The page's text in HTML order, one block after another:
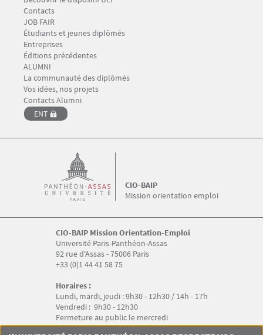
Contacts
Menu Footer CIO-BAIP 4
JOB FAIR
Étudiants et jeunes diplômés
Entreprises
Éditions précédentes
Menu Footer CIO-BAIP 5
ALUMNI
La communauté des diplômés
Vos idées, nos projets
Contacts Alumni
ENT
Mission orientation emploi
CIO-BAIP
CIO-BAIP Mission Orientation-Emploi
Université Paris-Panthéon-Assas
92 rue d'Assas - 75006 Paris
+33 (0)1 44 41 58 75
Horaires :
Lundi, mardi, jeudi : 9h30 - 12h30 / 14h - 17h
Vendredi : 9h30 - 12h30
Fermeture au public le mercredi
Menu RS CIO-BAIP